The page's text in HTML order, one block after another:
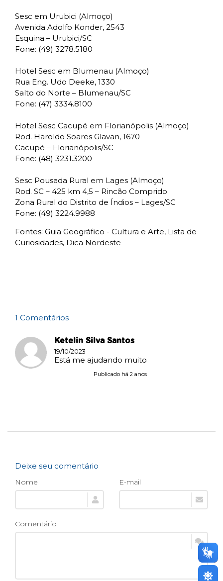
Sesc em Urubici (Almoço)
Avenida Adolfo Konder, 2543
Esquina – Urubici/SC
Fone: (49) 3278.5180
Hotel Sesc em Blumenau (Almoço)
Rua Eng. Udo Deeke, 1330
Salto do Norte – Blumenau/SC
Fone: (47) 3334.8100
Hotel Sesc Cacupé em Florianópolis (Almoço)
Rod. Haroldo Soares Glavan, 1670
Cacupé – Florianópolis/SC
Fone: (48) 3231.3200
Sesc Pousada Rural em Lages (Almoço)
Rod. SC – 425 km 4,5 – Rincão Comprido
Zona Rural do Distrito de Índios – Lages/SC
Fone: (49) 3224.9988
Fontes: Guia Geográfico - Cultura e Arte, Lista de
Curiosidades, Dica Nordeste
1 Comentários
Ketelin Silva Santos
19/10/2023
Está me ajudando muito
Publicado há 2 anos
Deixe seu comentário
Nome E-mail
Comentário